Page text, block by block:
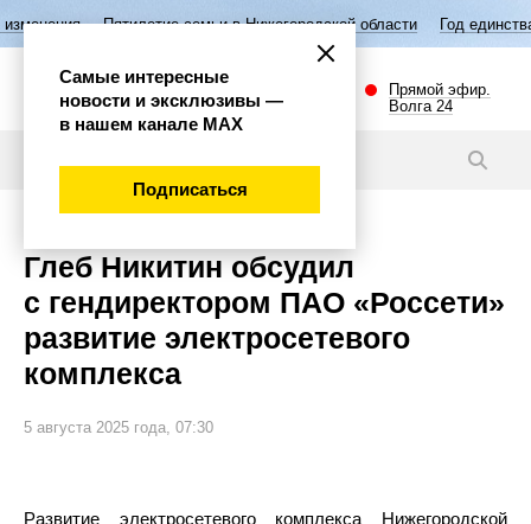
Пятилетие семьи в Нижегородской области Год единства
Прямой эфир.
Волга 24
Глеб Никитин обсудил
с гендиректором ПАО «Россети»
развитие электросетевого
комплекса
5 августа 2025 года, 07:30
Развитие электросетевого комплекса Нижегородской
Самые интересные
новости и эксклюзивы —
в нашем канале МАХ
Подписаться